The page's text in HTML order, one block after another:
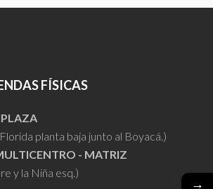
FÍSICAS
planta baja junto al Boyacá.)
- MATRIZ
y la Niña esq.)
→